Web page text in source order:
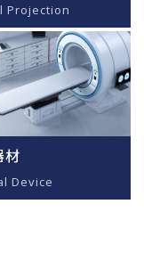
Projection
材
Device